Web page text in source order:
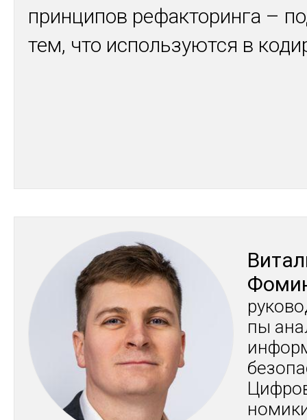
принципов рефакторинга –
тем, что используются в
пы